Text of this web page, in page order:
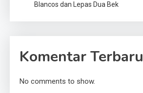
Blancos dan Lepas Dua Bek
Komentar Terbaru
No comments to show.